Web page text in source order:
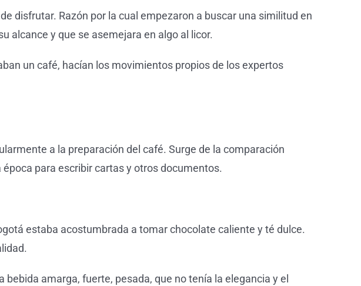
disfrutar. Razón por la cual empezaron a buscar una similitud en
alcance y que se asemejara en algo al licor.
un café, hacían los movimientos propios de los expertos
a la preparación del café. Surge de la comparación
época para escribir cartas y otros documentos.
estaba acostumbrada a tomar chocolate caliente y té dulce.
amarga, fuerte, pesada, que no tenía la elegancia y el